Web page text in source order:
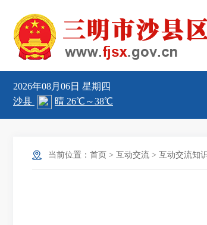
2026年08月06日 星期四
当前位置： 首页 > 互动交流 > 互动交流知